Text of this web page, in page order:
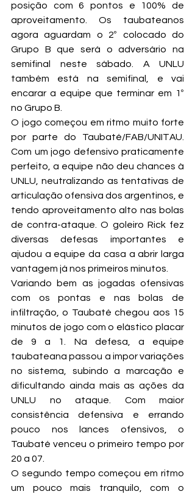
posição com 6 pontos e 100% de
aproveitamento. Os taubateanos
agora aguardam o 2º colocado do
Grupo B que será o adversário na
semifinal neste sábado. A UNLU
também está na semifinal, e vai
encarar a equipe que terminar em 1º
no Grupo B.
O jogo começou em ritmo muito forte
por parte do Taubaté/FAB/UNITAU.
Com um jogo defensivo praticamente
perfeito, a equipe não deu chances à
UNLU, neutralizando as tentativas de
articulação ofensiva dos argentinos, e
tendo aproveitamento alto nas bolas
de contra-ataque. O goleiro Rick fez
diversas defesas importantes e
ajudou a equipe da casa a abrir larga
vantagem já nos primeiros minutos.
Variando bem as jogadas ofensivas
com os pontas e nas bolas de
infiltração, o Taubaté chegou aos 15
minutos de jogo com o elástico placar
de 9 a 1. Na defesa, a equipe
taubateana passou a impor variações
no sistema, subindo a marcação e
dificultando ainda mais as ações da
UNLU no ataque. Com maior
consistência defensiva e errando
pouco nos lances ofensivos, o
Taubaté venceu o primeiro tempo por
20 a 07.
O segundo tempo começou em ritmo
um pouco mais tranquilo, com o